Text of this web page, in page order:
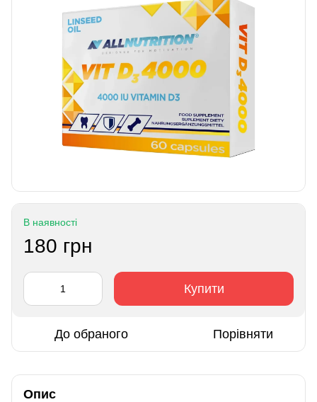
В наявності
180 грн
Купити
До обраного Порівняти
Опис